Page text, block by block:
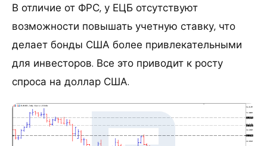
В отличие от ФРС, у ЕЦБ отсутствуют
возможности повышать учетную ставку, что
делает бонды США более привлекательными
для инвесторов. Все это приводит к росту
спроса на доллар США.